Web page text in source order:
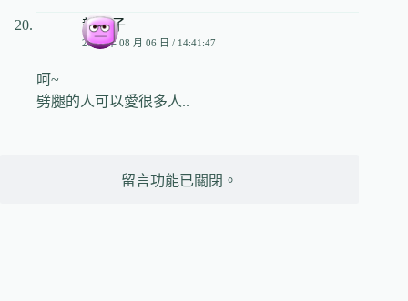
龍冬子
2008 年 08 月 06 日 / 14:41:47
呵~
劈腿的人可以愛很多人..
留言功能已關閉。